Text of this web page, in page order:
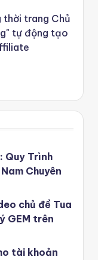
thời trang Chủ
tự động tạo
Quy Trình
Chuyên
chủ đề Tua
GEM trên
tài khoản